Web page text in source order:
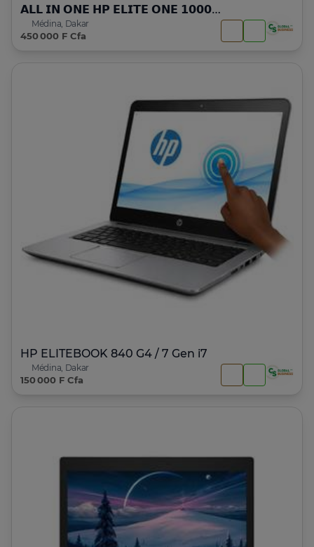
𝗔𝗟𝗟 𝗜𝗡 𝗢𝗡𝗘 𝗛𝗣 𝗘𝗟𝗜𝗧𝗘 𝗢𝗡𝗘 𝟭𝟬𝟬𝟬 𝗚𝟭 | 𝗜𝟱 | 𝟳 𝗚𝗘𝗡
Médina, Dakar
450 000 F Cfa
HP ELITEBOOK 840 G4 / 7 Gen i7
Médina, Dakar
150 000 F Cfa